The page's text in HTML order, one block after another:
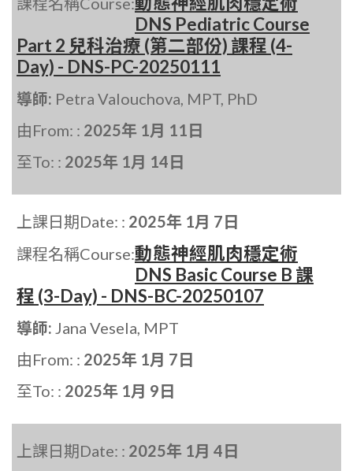
DNS Pediatric Course
Part 2 兒科治療 (第二部份) 課程 (4-
Day) - DNS-PC-20250111
導師: Petra Valouchova, MPT, PhD
由From: : 2025年 1月 11日
至To: : 2025年 1月 14日
上課日期Date: : 2025年 1月 7日
課程名稱Course:動態神經肌肉穩定術
DNS Basic Course B 課
程 (3-Day) - DNS-BC-20250107
導師: Jana Vesela, MPT
由From: : 2025年 1月 7日
至To: : 2025年 1月 9日
上課日期Date: : 2025年 1月 4日